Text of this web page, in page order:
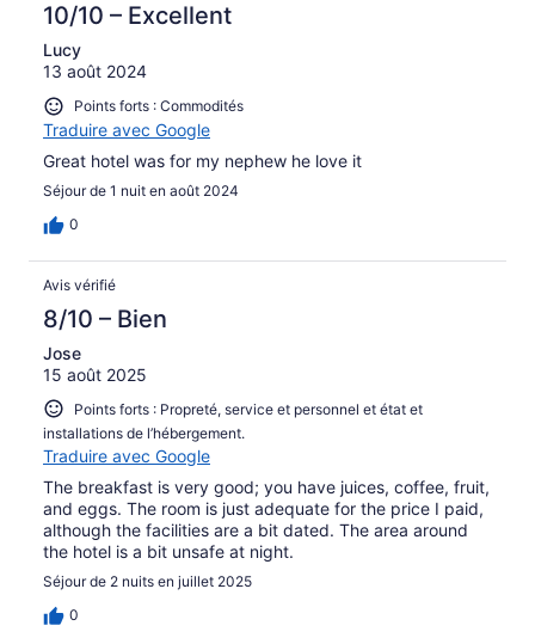
10/10 – Excellent
Lucy
13 août 2024
Points forts : Commodités
Traduire avec Google
Great hotel was for my nephew he love it
Séjour de 1 nuit en août 2024
0
Avis vérifié
8/10 – Bien
Jose
15 août 2025
Points forts : Propreté, service et personnel et état et
installations de l’hébergement.
Traduire avec Google
The breakfast is very good; you have juices, coffee, fruit,
and eggs. The room is just adequate for the price I paid,
although the facilities are a bit dated. The area around
the hotel is a bit unsafe at night.
Séjour de 2 nuits en juillet 2025
0